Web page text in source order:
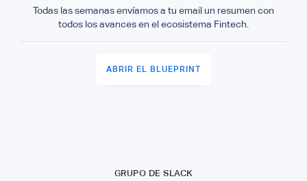
Todas las semanas envíamos a tu email un resumen con
todos los avances en el ecosistema Fintech.
ABRIR EL BLUEPRINT
GRUPO DE SLACK